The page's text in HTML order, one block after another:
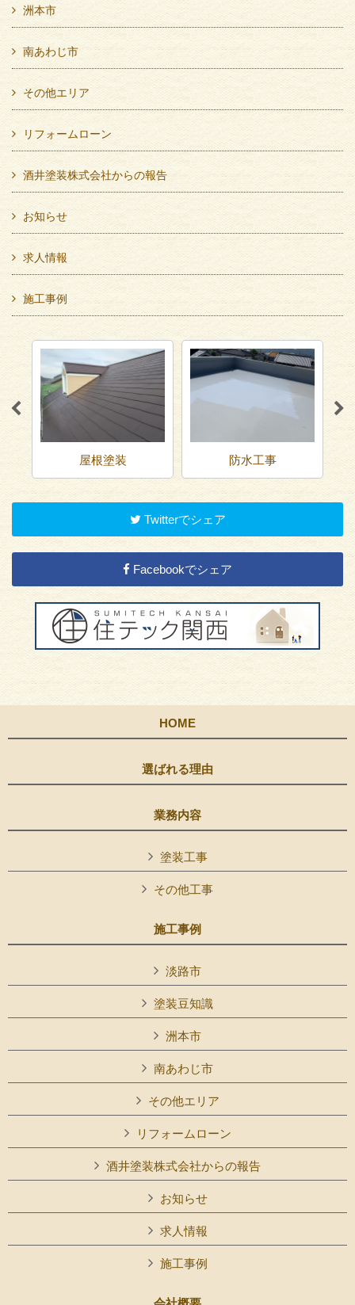
洲本市
南あわじ市
その他エリア
リフォームローン
酒井塗装株式会社からの報告
お知らせ
求人情報
施工事例
屋根塗装 防水工事
Twitterでシェア
Facebookでシェア
HOME
選ばれる理由
業務内容
塗装工事
その他工事
施工事例
淡路市
塗装豆知識
洲本市
南あわじ市
その他エリア
リフォームローン
酒井塗装株式会社からの報告
お知らせ
求人情報
施工事例